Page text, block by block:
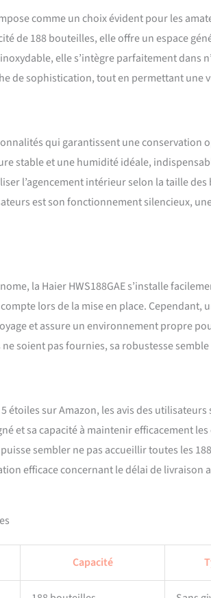
comme un choix évident pour les
de 188 bouteilles, elle offre un espace
elle s’intègre parfaitement dans
de sophistication, tout en permettant une
qui garantissent une conservation
stable et une humidité idéale,
l’agencement intérieur selon la taille
est son fonctionnement silencieux,
la Haier HWS188GAE s’installe
lors de la mise en place. Cependant,
et assure un environnement propre
soient pas fournies, sa robustesse
étoiles sur Amazon, les avis des
et sa capacité à maintenir efficacement
sembler ne pas accueillir toutes les
efficace concernant le délai de livraison
Capacité